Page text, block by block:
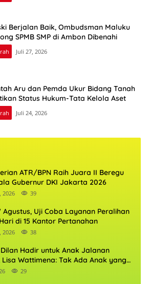
Berjalan Baik, Ombudsman Maluku
SPMB SMP di Ambon Dibenahi
Juli 27, 2026
Aru dan Pemda Ukur Bidang Tanah
Status Hukum-Tata Kelola Aset
Juli 24, 2026
ATR/BPN Raih Juara II Beregu
Gubernur DKI Jakarta 2026
2026 39
Agustus, Uji Coba Layanan Peralihan
di 15 Kantor Pertanahan
2026 38
Hadir untuk Anak Jalanan
Lisa Wattimena: Tak Ada Anak yang
Masa Depannya
29